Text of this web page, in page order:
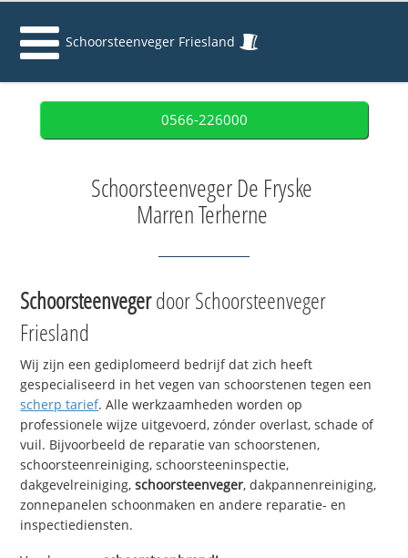
Schoorsteenveger Friesland
0566-226000
Schoorsteenveger De Fryske
Marren Terherne
Schoorsteenvegerdoor Schoorsteenveger
Friesland
Wij zijn een gediplomeerd bedrijf dat zich heeft
gespecialiseerd in het vegen van schoorstenen tegen een
scherp tarief. Alle werkzaamheden worden op
professionele wijze uitgevoerd, zónder overlast, schade of
vuil. Bijvoorbeeld de reparatie van schoorstenen,
schoorsteenreiniging, schoorsteeninspectie,
dakgevelreiniging,schoorsteenveger, dakpannenreiniging,
zonnepanelen schoonmaken en andere reparatie- en
inspectiediensten.